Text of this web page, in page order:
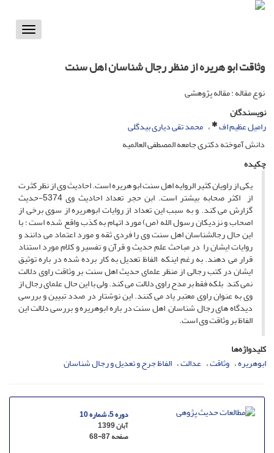
Toggle
وثاقت ابو هریره از منظر رجال شناسان اهل سنت
نوع مقاله : مقاله پژوهشی
نویسندگان
رامیل عظیم اف
محمد تقی دیاری بیدگلی
دانش آموخته دکتری جامعه المصطفی العالمیه
چکیده
یکی از راویان کثیر الروایه اهل سنت ابو هریره است. احادیث وی از نظر کثرت
از اکثر صحابه بیشتر است. ابن حجر تعداد احادیث وی 5374-حدیث
گزارش می کند. و به سبب این تعداد از روایات ابوهریره از سوی برخی از
اصحاب و نزدیکان رسول الله (ص) مورد اتهام به کذب واقع شده است ؛ با
این حال رجال­شناسان اهل سنت وی را فردی ثقه و مورد اعتماد می دانند و
روایات ایشان را در مباحث علم حدیث و قرآن و تفسیر و کلام مورد استناد
قرار می دهند. به رغم اینکه الفاظ تعدیل به کار برده شده در باره توثیق
ایشان در کتب رجالی از منظر علمای حدیث اهل سنت بر وثاقت راوی دلالت
نمی کند, بلکه فقط بر مدح راوی دلالت می کند. ولی با این حال علمای رجال از
وی به عنوان راوی معتبر یاد می کنند. این نوشتار در صدد تبیین و بررسی
دیدگاه های رجال شناسان اهل سنت در باره ابوهریره و بررسی دلالت این
الفاظ بر وثاقت وی است.
کلیدواژه‌ها
ابوهریره وثاقت عدالت الفاظ جرح و تعدیل و رجال شناسان
دوره 5، شماره 10
آبان 1399
صفحه68-87